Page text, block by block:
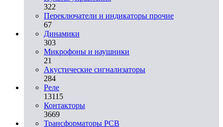
322
Переключатели и индикаторы прочие
67
Динамики
303
Микрофоны и наушники
21
Акустические сигнализаторы
284
Реле
13115
Контакторы
3669
Трансформаторы PCB